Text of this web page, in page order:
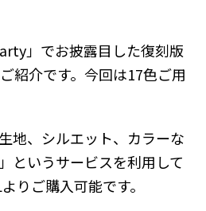
」でお披露目した復刻版
紹介です。今回は17色ご用
地、シルエット、カラーな
というサービスを利用して
りご購入可能です。